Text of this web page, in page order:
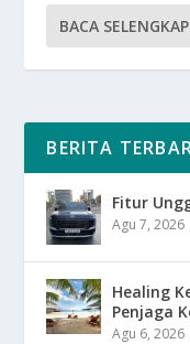
BACA
BERITA
Fitur
Agu 7, 2026
Healing
Penjaga
Agu 6, 2026